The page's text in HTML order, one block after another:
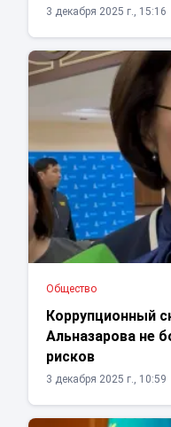
3 декабря 2025 г., 15:16
Общество
Коррупционный
Альназарова не
рисков
3 декабря 2025 г., 10:59